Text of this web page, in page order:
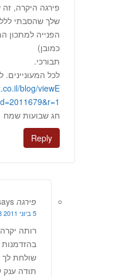
פירגה היקרה,
שלך שהסבתי
הפנייה למתכון
כמובן)
תבורכי.
לכל המעוניינים.
blog/viewE
חג שבועות שמח
Reply
פירגה
5 ביוני 2011 at 13:28
רותה יקרה
בהזדמנות
שולחת לך
תודה ענק